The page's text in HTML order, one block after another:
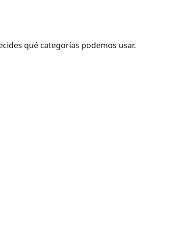
qué categorías podemos usar.